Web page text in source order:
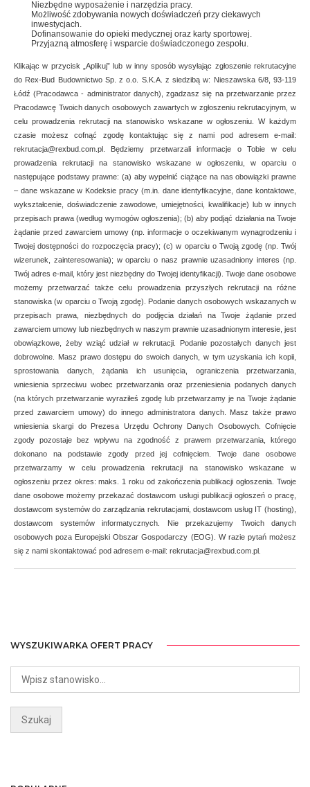
Niezbędne wyposażenie i narzędzia pracy.
Możliwość zdobywania nowych doświadczeń przy ciekawych
inwestycjach.
Dofinansowanie do opieki medycznej oraz karty sportowej.
Przyjazną atmosferę i wsparcie doświadczonego zespołu.
Klikając w przycisk „Aplikuj” lub w inny sposób wysyłając zgłoszenie rekrutacyjne
do Rex-Bud Budownictwo Sp. z o.o. S.K.A. z siedzibą w: Nieszawska 6/8, 93-119
Łódź (Pracodawca - administrator danych), zgadzasz się na przetwarzanie przez
Pracodawcę Twoich danych osobowych zawartych w zgłoszeniu rekrutacyjnym, w
celu prowadzenia rekrutacji na stanowisko wskazane w ogłoszeniu. W każdym
czasie możesz cofnąć zgodę kontaktując się z nami pod adresem e-mail:
rekrutacja@rexbud.com.pl. Będziemy przetwarzali informacje o Tobie w celu
prowadzenia rekrutacji na stanowisko wskazane w ogłoszeniu, w oparciu o
następujące podstawy prawne: (a) aby wypełnić ciążące na nas obowiązki prawne
– dane wskazane w Kodeksie pracy (m.in. dane identyfikacyjne, dane kontaktowe,
wykształcenie, doświadczenie zawodowe, umiejętności, kwalifikacje) lub w innych
przepisach prawa (według wymogów ogłoszenia); (b) aby podjąć działania na Twoje
żądanie przed zawarciem umowy (np. informacje o oczekiwanym wynagrodzeniu i
Twojej dostępności do rozpoczęcia pracy); (c) w oparciu o Twoją zgodę (np. Twój
wizerunek, zainteresowania); w oparciu o nasz prawnie uzasadniony interes (np.
Twój adres e-mail, który jest niezbędny do Twojej identyfikacji). Twoje dane osobowe
możemy przetwarzać także celu prowadzenia przyszłych rekrutacji na różne
stanowiska (w oparciu o Twoją zgodę). Podanie danych osobowych wskazanych w
przepisach prawa, niezbędnych do podjęcia działań na Twoje żądanie przed
zawarciem umowy lub niezbędnych w naszym prawnie uzasadnionym interesie, jest
obowiązkowe, żeby wziąć udział w rekrutacji. Podanie pozostałych danych jest
dobrowolne. Masz prawo dostępu do swoich danych, w tym uzyskania ich kopii,
sprostowania danych, żądania ich usunięcia, ograniczenia przetwarzania,
wniesienia sprzeciwu wobec przetwarzania oraz przeniesienia podanych danych
(na których przetwarzanie wyraziłeś zgodę lub przetwarzamy je na Twoje żądanie
przed zawarciem umowy) do innego administratora danych. Masz także prawo
wniesienia skargi do Prezesa Urzędu Ochrony Danych Osobowych. Cofnięcie
zgody pozostaje bez wpływu na zgodność z prawem przetwarzania, którego
dokonano na podstawie zgody przed jej cofnięciem. Twoje dane osobowe
przetwarzamy w celu prowadzenia rekrutacji na stanowisko wskazane w
ogłoszeniu przez okres: maks. 1 roku od zakończenia publikacji ogłoszenia. Twoje
dane osobowe możemy przekazać dostawcom usługi publikacji ogłoszeń o pracę,
dostawcom systemów do zarządzania rekrutacjami, dostawcom usług IT (hosting),
dostawcom systemów informatycznych. Nie przekazujemy Twoich danych
osobowych poza Europejski Obszar Gospodarczy (EOG). W razie pytań możesz
się z nami skontaktować pod adresem e-mail: rekrutacja@rexbud.com.pl.
WYSZUKIWARKA OFERT PRACY